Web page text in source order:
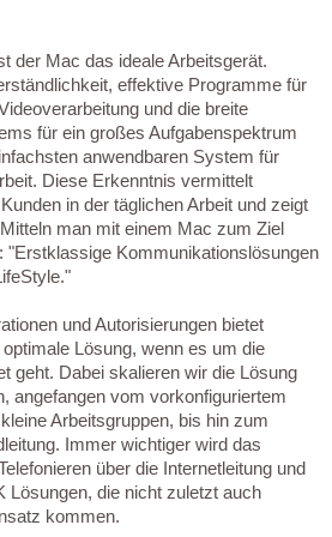
der Mac das ideale Arbeitsgerät.
effektive Programme für
und die breite
für ein großes Aufgabenspektrum
anwendbaren System für
Diese Erkenntnis vermittelt
in der täglichen Arbeit und zeigt
man mit einem Mac zum Ziel
"Erstklassige Kommunikationslösungen
und Autorisierungen bietet
Lösung, wenn es um die
geht. Dabei skalieren wir die Lösung
angefangen vom vorkonfiguriertem
Arbeitsgruppen, bis hin zum
Immer wichtiger wird das
über die Internetleitung und
Lösungen, die nicht zuletzt auch
kommen.